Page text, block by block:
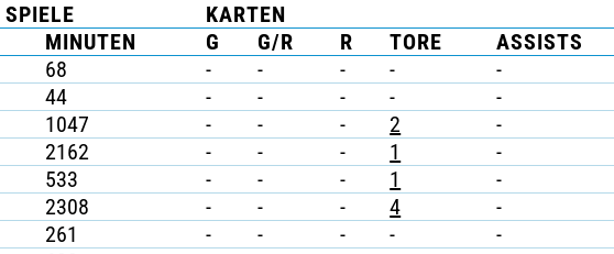
SPIELE KARTEN
MINUTEN G G/R R TORE ASSISTS
68 - - - - -
44 - - - - -
1047 - - - 2 -
2162 - - - 1 -
533 - - - 1 -
2308 - - - 4 -
261 - - - - -